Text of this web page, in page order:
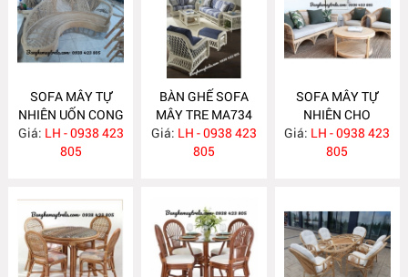
SOFA MÂY TỰ
NHIÊN UỐN CONG
MA743
Giá: LH - 0938 423
805
BÀN GHẾ SOFA
MÂY TRE MA734
Giá: LH - 0938 423
805
SOFA MÂY TỰ
NHIÊN CHO
PHÒNG KHÁCH
MA733
Giá: LH - 0938 423
805